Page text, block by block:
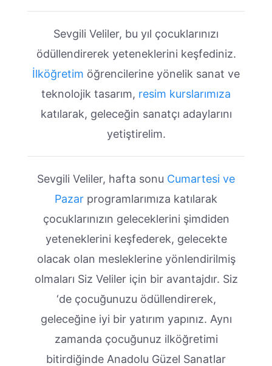
Sevgili Veliler, bu yıl çocuklarınızı
ödüllendirerek yeteneklerini keşfediniz.
İlköğretim öğrencilerine yönelik sanat ve
teknolojik tasarım, resim kurslarımıza
katılarak, geleceğin sanatçı adaylarını
yetiştirelim.
Sevgili Veliler, hafta sonu Cumartesi ve
Pazar programlarımıza katılarak
çocuklarınızın geleceklerini şimdiden
yeteneklerini keşfederek, gelecekte
olacak olan mesleklerine yönlendirilmiş
olmaları Siz Veliler için bir avantajdır. Siz
‘de çocuğunuzu ödüllendirerek,
geleceğine iyi bir yatırım yapınız. Aynı
zamanda çocuğunuz ilköğretimi
bitirdiğinde Anadolu Güzel Sanatlar